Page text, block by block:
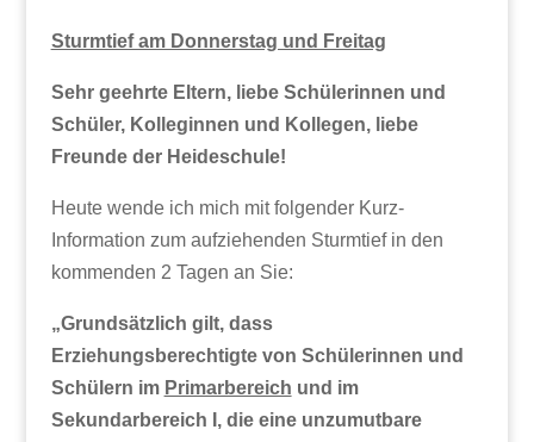
Sturmtief am Donnerstag und Freitag
Sehr geehrte Eltern, liebe Schülerinnen und
Schüler, Kolleginnen und Kollegen, liebe
Freunde der Heideschule!
Heute wende ich mich mit folgender Kurz-
Information zum aufziehenden Sturmtief in den
kommenden 2 Tagen an Sie:
„Grundsätzlich gilt, dass
Erziehungsberechtigte von Schülerinnen und
Schülern im Primarbereich und im
Sekundarbereich I, die eine unzumutbare